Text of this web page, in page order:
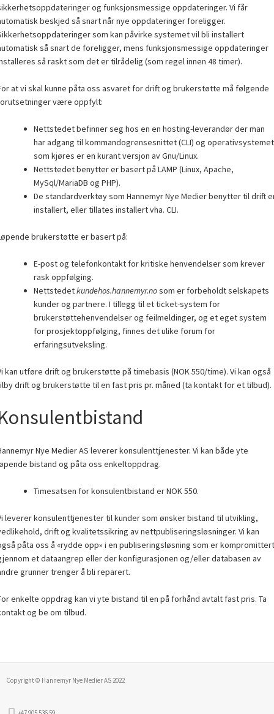
og funksjonsmessige oppdateringer. Vi får
beskjed så snart når nye oppdateringer foreligger.
som kan påvirke systemet vil bli installert
så snart de foreligger, mens funksjonsmessige oppdateringer
så raskt som det er tilrådelig (som regel innen 48 timer).
at vi skal kunne påta oss asvaret for drift og brukerstøtte må følgende
være oppfylt:
Nettstedet befinner seg hos en en hosting-leverandør der man
har adgang til kommandogrensesnittet (CLI) og operativsystemet
som kjøres er en kurant versjon av Gnu/Linux.
Nettstedet benytter er basert på LAMP (Linux, Apache,
MySql/MariaDB og PHP).
De standardverktøy som Hannemyr Nye Medier benytter til drift
installert, eller tillates installert vha. CLI.
brukerstøtte er basert på:
E-post og telefonkontakt for kritiske henvendelser som krever
rask oppfølging.
Nettstedetkundehos.hannemyr.nosom er forbeholdt selskapets
kunder og partnere. I tillegg til et ticket-system for
brukerstøttehenvendelser og feilmeldinger, og et eget system
for prosjektoppfølging, finnes det ulike forum for
erfaringsutveksling.
kan utføre drift og brukerstøtte på timebasis (NOK 550/time). Vi kan også
drift og brukerstøtte til en fast pris pr. måned (ta kontakt for et tilbud).
Nye Medier AS leverer konsulenttjenester. Vi kan både yte
bistand og påta oss enkeltoppdrag.
Timesatsen for konsulentbistand er NOK 550.
leverer konsulenttjenester til kunder som ønsker bistand til utvikling,
drift og kvalitetssikring av nettpubliseringsløsninger. Vi kan
påta oss å «rydde opp» i en publiseringsløsning som er kompromittert
et dataangrep eller der konfigurasjonen og/eller databasen av
grunner trenger å bli reparert.
enkelte oppdrag kan vi yte bistand til en på forhånd avtalt fast pris. Ta
og be om tilbud.
Copyright © Hannemyr Nye Medier AS 2022